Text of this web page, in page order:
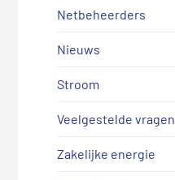
Netbeheerders
Nieuws
Stroom
Veelgestelde vragen
Zakelijke energie